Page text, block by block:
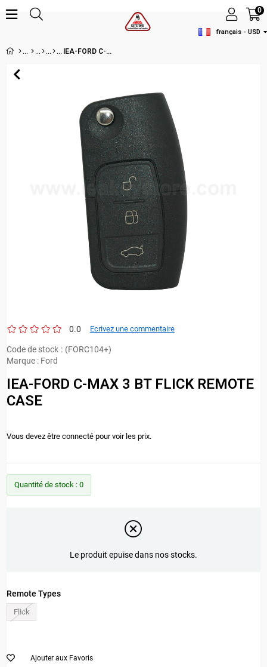
français - USD
0
IEA-FORD C-MAX 3 BT FLICK REMOTE CASE
0.0 Ecrivez une commentaire
Code de stock
(FORC104+)
Marque : Ford
IEA-FORD C-MAX 3 BT FLICK REMOTE
CASE
Vous devez être connecté pour voir les prix.
Quantité de stock : 0
Le produit epuise dans nos stocks.
Remote Types
Flick
Ajouter aux Favoris